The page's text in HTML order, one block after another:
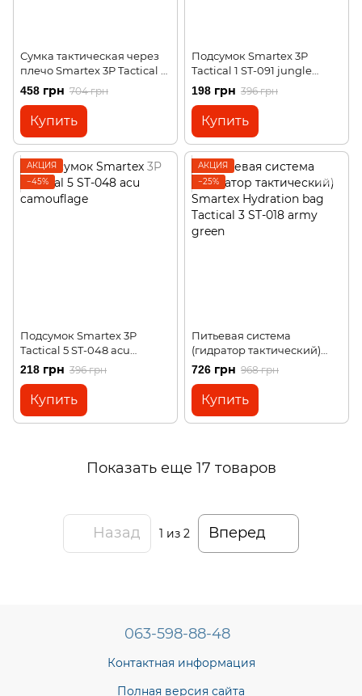
Сумка тактическая через
плечо Smartex 3P Tactical 3
ST-055 pythons grain black
458 грн 704 грн
Купить
Подсумок Smartex 3P
Tactical 1 ST-091 jungle
camouflage
198 грн 396 грн
Купить
АКЦИЯ
−45%
Подсумок Smartex 3P
Tactical 5 ST-048 acu
camouflage
218 грн 396 грн
Купить
АКЦИЯ
−25%
Питьевая система
(гидратор тактический)
Smartex Hydration bag
Tactical 3 ST-018 army green
726 грн 968 грн
Купить
Показать еще 17 товаров
Назад 1 из 2 Вперед
063-598-88-48
Контактная информация
Полная версия сайта